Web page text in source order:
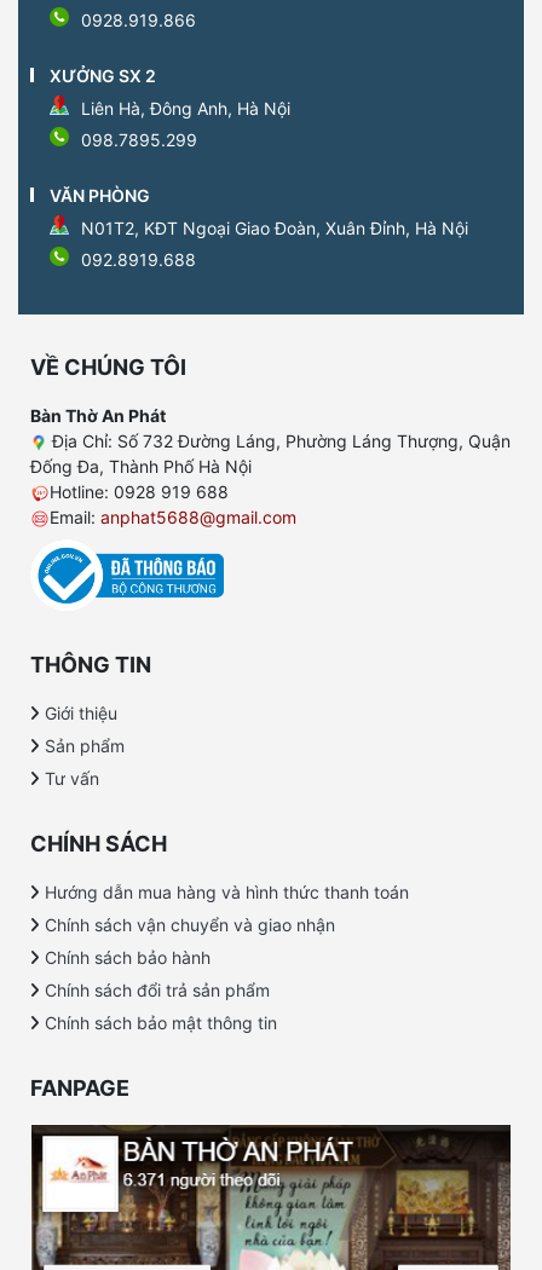
0928.919.866
XƯỞNG SX 2
Liên Hà, Đông Anh, Hà Nội
098.7895.299
VĂN PHÒNG
N01T2, KĐT Ngoại Giao Đoàn, Xuân Đỉnh, Hà Nội
092.8919.688
VỀ CHÚNG TÔI
Bàn Thờ An Phát
Địa Chỉ: Số 732 Đường Láng, Phường Láng Thượng, Quận
Đống Đa, Thành Phố Hà Nội
Hotline: 0928 919 688
Email: anphat5688@gmail.com
THÔNG TIN
Giới thiệu
Sản phẩm
Tư vấn
CHÍNH SÁCH
Hướng dẫn mua hàng và hình thức thanh toán
Chính sách vận chuyển và giao nhận
Chính sách bảo hành
Chính sách đổi trả sản phẩm
Chính sách bảo mật thông tin
FANPAGE